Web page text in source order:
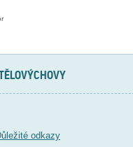
odkazy